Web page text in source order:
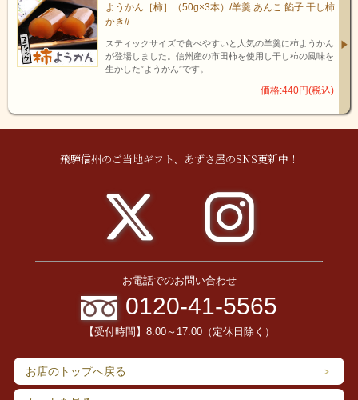
ようかん［柿］（50g×3本）/羊羹 あんこ 餡子 干し柿
かき//
スティックサイズで食べやすいと人気の羊羹に柿ようかん
が登場しました。信州産の市田柿を使用し干し柿の風味を
生かした”ようかん”です。
価格:440円(税込)
飛騨信州のご当地ギフト、あずさ屋のSNS更新中！
お電話でのお問い合わせ
0120-41-5565
【受付時間】8:00～17:00（定休日除く）
お店のトップへ戻る